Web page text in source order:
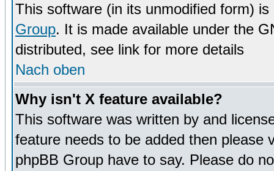
This software (in its unmodified form)
Group. It is made available under the
distributed, see link for more details
Nach oben
Why isn't X feature available?
This software was written by and
feature needs to be added then please
phpBB Group have to say. Please do